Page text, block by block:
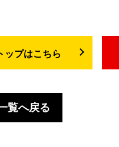
ップはこちら
覧へ戻る